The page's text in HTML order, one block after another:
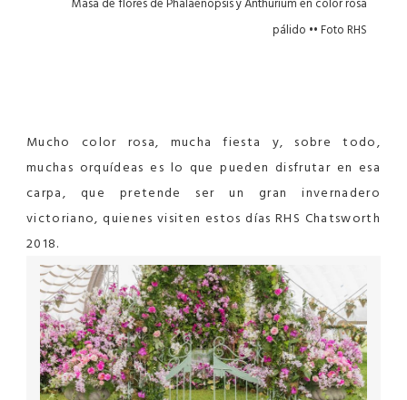
pálido •• Foto RHS
Mucho color rosa, mucha fiesta y, sobre todo,
muchas orquídeas es lo que pueden disfrutar en esa
carpa, que pretende ser un gran invernadero
victoriano, quienes visiten estos días RHS Chatsworth
2018.